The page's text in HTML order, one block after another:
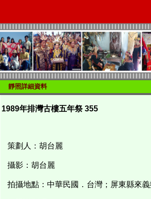
靜照詳細資料
1989年排灣古樓五年祭 355
策劃人：胡台麗
攝影：胡台麗
拍攝地點：中華民國．台灣；屏東縣來